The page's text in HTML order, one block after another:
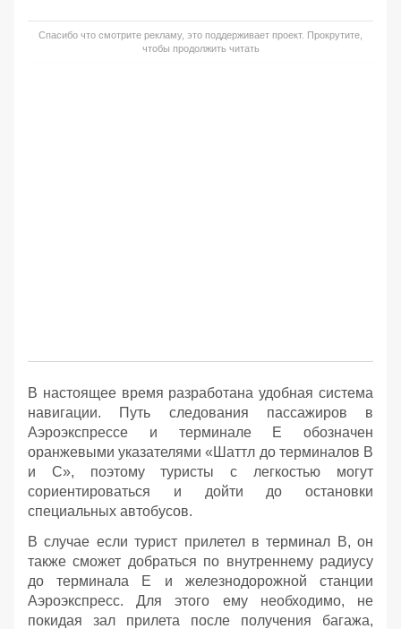
Спасибо что смотрите рекламу, это поддерживает проект. Прокрутите,
чтобы продолжить читать
В настоящее время разработана удобная система
навигации. Путь следования пассажиров в
Аэроэкспрессе и терминале Е обозначен
оранжевыми указателями «Шаттл до терминалов В
и С», поэтому туристы с легкостью могут
сориентироваться и дойти до остановки
специальных автобусов.
В случае если турист прилетел в терминал B, он
также сможет добраться по внутреннему радиусу
до терминала Е и железнодорожной станции
Аэроэкспресс. Для этого ему необходимо, не
покидая зал прилета после получения багажа,